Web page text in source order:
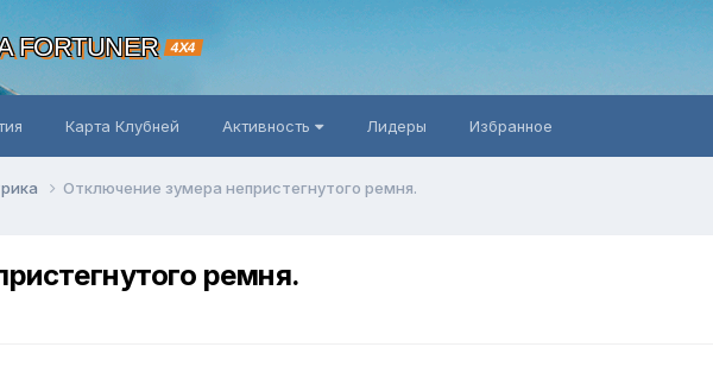
4X4
Карта Клубней Активность Лидеры Избранное
Отключение зумера непристегнутого ремня.
ремня.